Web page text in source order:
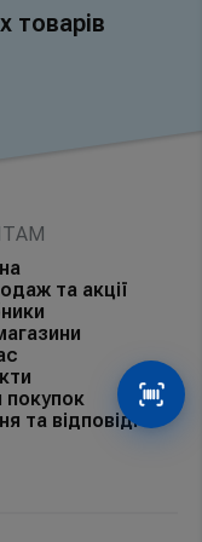
товарів
та акції
та відповіді